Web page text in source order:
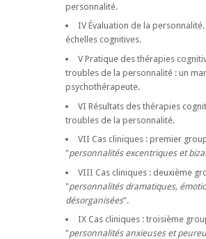
personnalité.
IV Évaluation de la personnalité.
échelles cognitives.
V Pratique des thérapies
troubles de la personnalité : un
psychothérapeute.
VI Résultats des thérapies
troubles de la personnalité.
VII Cas cliniques : premier
"personnalités excentriques et
VIII Cas cliniques : deuxième
"personnalités dramatiques,
désorganisées".
IX Cas cliniques : troisième
"personnalités anxieuses et